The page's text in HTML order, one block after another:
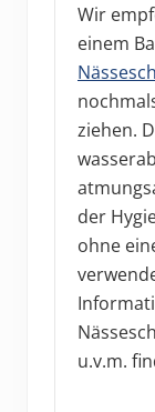
Wir
einem
ziehen.
der
ohne
u.v.m.